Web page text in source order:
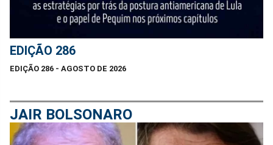
EDIÇÃO 286
EDIÇÃO 286 - AGOSTO DE 2026
JAIR BOLSONARO